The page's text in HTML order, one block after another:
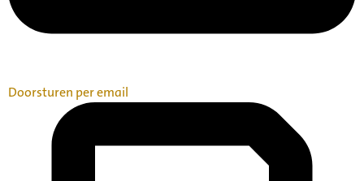
Doorsturen per email